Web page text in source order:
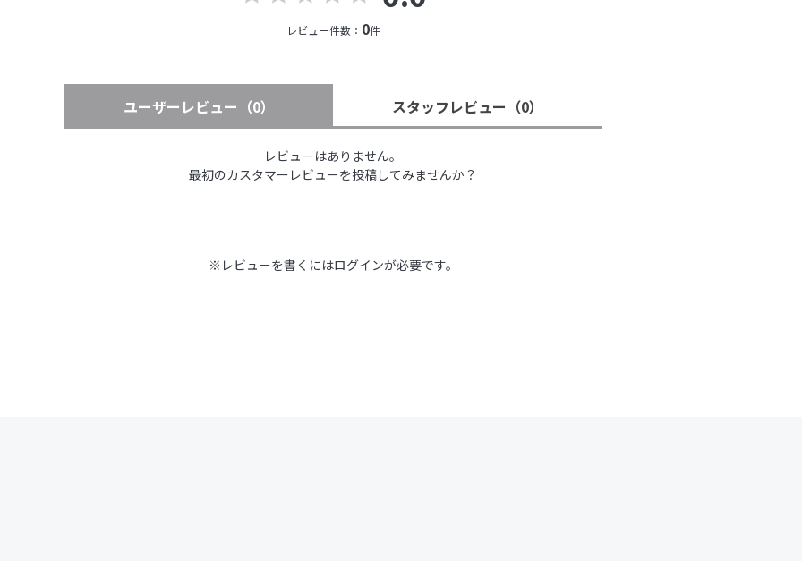
レビュー件数： 0件
ユーザーレビュー （0） スタッフレビュー （0）
レビューはありません。
最初のカスタマーレビューを投稿してみませんか？
※レビューを書くにはログインが必要です。